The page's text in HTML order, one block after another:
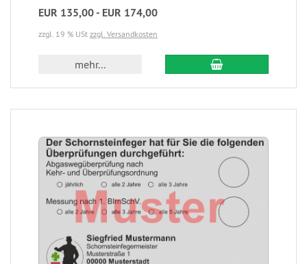
EUR 135,00 - EUR 174,00
zzgl. 19 % USt zzgl. Versandkosten
mehr...